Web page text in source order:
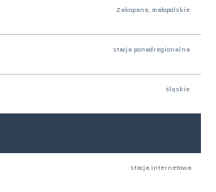
Zakopane, małopolskie
stacja ponadregionalna
śląskie
stacja internetowa